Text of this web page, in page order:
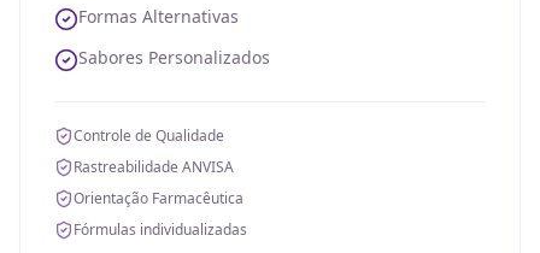
Formas Alternativas
Sabores Personalizados
Controle de Qualidade
Rastreabilidade ANVISA
Orientação Farmacêutica
Fórmulas individualizadas